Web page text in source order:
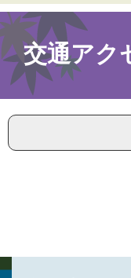
へ
本
文
交通アク